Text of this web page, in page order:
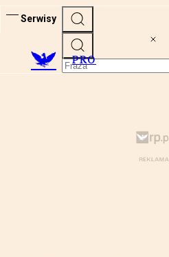
Serwisy
PRO